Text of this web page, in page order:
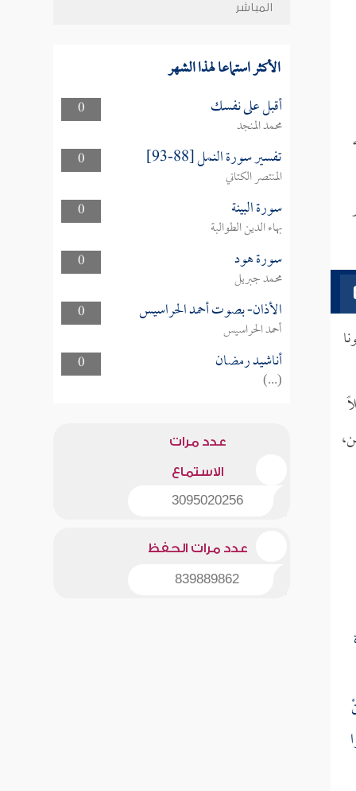
المباشر
الأكثر استماعا لهذا الشهر
0 أقبل على نفسك
محمد المنجد
0
تفسير سورة النمل [88-93]
المنتصر الكتاني
0
سورة البينة
بهاء الدين الطوالبة
0
سورة هود
محمد جبريل
0
الأذان- بصوت أحمد الحراسيس
أحمد الحراسيس
0
أناشيد رمضان
(...)
عدد مرات
الاستماع
3095020256
عدد مرات الحفظ
839889862